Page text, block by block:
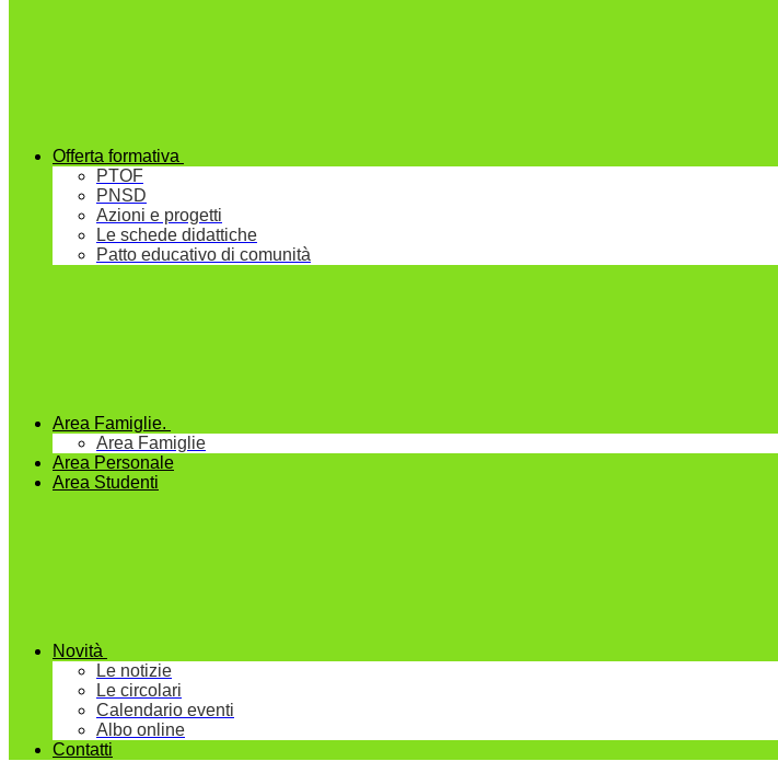
Offerta formativa
PTOF
PNSD
Azioni e progetti
Le schede didattiche
Patto educativo di comunità
Area Famiglie.
Area Famiglie
Area Personale
Area Studenti
Novità
Le notizie
Le circolari
Calendario eventi
Albo online
Contatti